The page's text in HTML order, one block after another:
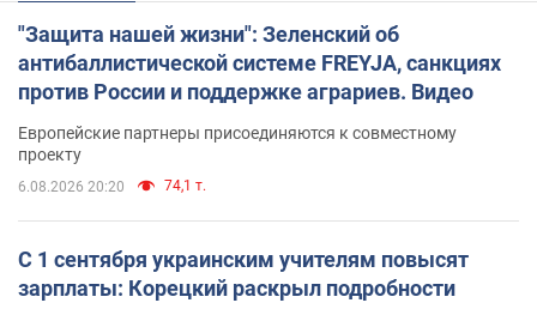
"Защита нашей жизни": Зеленский об
антибаллистической системе FREYJA, санкциях
против России и поддержке аграриев. Видео
Европейские партнеры присоединяются к совместному
проекту
6.08.2026 20:20 74,1 т.
С 1 сентября украинским учителям повысят
зарплаты: Корецкий раскрыл подробности